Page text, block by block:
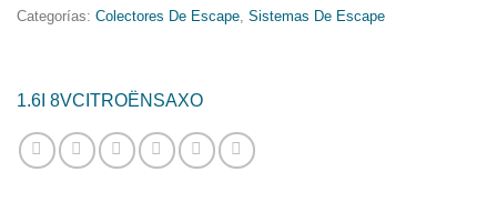
Categorías: Colectores De Escape, Sistemas De Escape
1.6I 8VCITROËN SAXO